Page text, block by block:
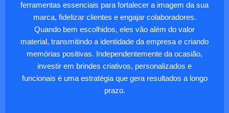
ferramentas essenciais para fortalecer a imagem da sua
marca, fidelizar clientes e engajar colaboradores.
Quando bem escolhidos, eles vão além do valor
material, transmitindo a identidade da empresa e criando
memórias positivas. Independentemente da ocasião,
investir em brindes criativos, personalizados e
funcionais é uma estratégia que gera resultados a longo
prazo.